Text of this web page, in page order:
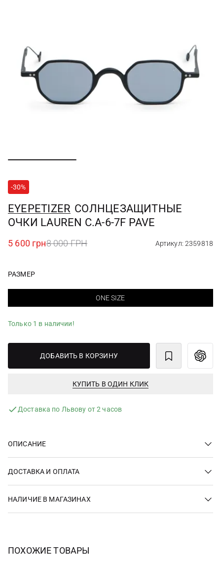
-30%
EYEPETIZER СОЛНЦЕЗАЩИТНЫЕ
ОЧКИ LAUREN C.A-6-7F PAVE
5 600 грн8 000 ГРН Артикул: 2359818
РАЗМЕР
ONE SIZE
Только 1 в наличии!
ДОБАВИТЬ В КОРЗИНУ
КУПИТЬ В ОДИН КЛИК
Доставка по Львову от 2 часов
ОПИСАНИЕ
ДОСТАВКА И ОПЛАТА
НАЛИЧИЕ В МАГАЗИНАХ
ПОХОЖИЕ ТОВАРЫ